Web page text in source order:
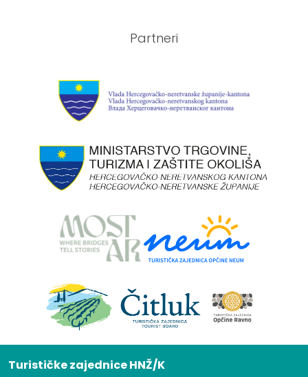
Partneri
Turističke zajednice HNŽ/K